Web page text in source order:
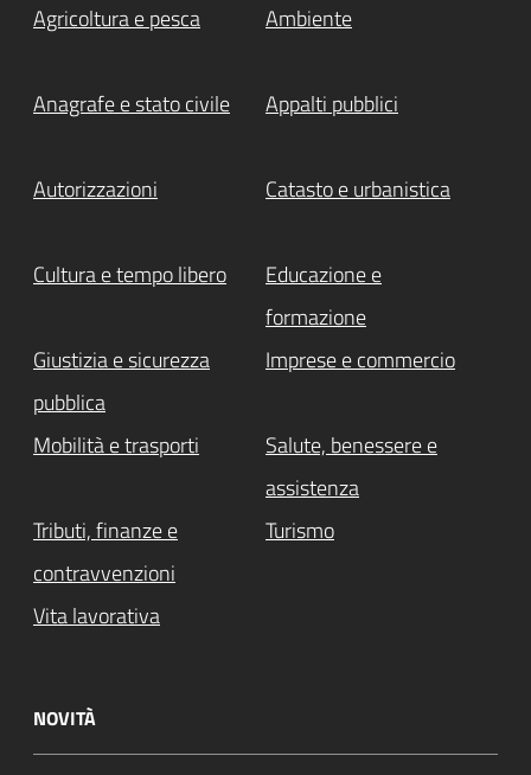
Agricoltura e pesca Ambiente
Anagrafe e stato civile Appalti pubblici
Autorizzazioni Catasto e urbanistica
Cultura e tempo libero
Educazione e
formazione
Giustizia e sicurezza
pubblica
Imprese e commercio
Mobilità e trasporti
Salute, benessere e
assistenza
Tributi, finanze e
contravvenzioni
Turismo
Vita lavorativa
NOVITÀ